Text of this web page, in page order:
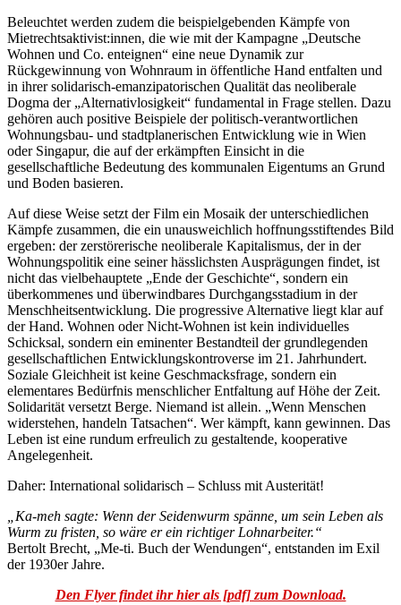
Beleuchtet werden zudem die beispielgebenden Kämpfe von
Mietrechtsaktivist:innen, die wie mit der Kampagne „Deutsche
Wohnen und Co. enteignen“ eine neue Dynamik zur
Rückgewinnung von Wohnraum in öffentliche Hand entfalten und
in ihrer solidarisch-emanzipatorischen Qualität das neoliberale
Dogma der „Alternativlosigkeit“ fundamental in Frage stellen. Dazu
gehören auch positive Beispiele der politisch-verantwortlichen
Wohnungsbau- und stadtplanerischen Entwicklung wie in Wien
oder Singapur, die auf der erkämpften Einsicht in die
gesellschaftliche Bedeutung des kommunalen Eigentums an Grund
und Boden basieren.
Auf diese Weise setzt der Film ein Mosaik der unterschiedlichen
Kämpfe zusammen, die ein unausweichlich hoffnungsstiftendes Bild
ergeben: der zerstörerische neoliberale Kapitalismus, der in der
Wohnungspolitik eine seiner hässlichsten Ausprägungen findet, ist
nicht das vielbehauptete „Ende der Geschichte“, sondern ein
überkommenes und überwindbares Durchgangsstadium in der
Menschheitsentwicklung. Die progressive Alternative liegt klar auf
der Hand. Wohnen oder Nicht-Wohnen ist kein individuelles
Schicksal, sondern ein eminenter Bestandteil der grundlegenden
gesellschaftlichen Entwicklungskontroverse im 21. Jahrhundert.
Soziale Gleichheit ist keine Geschmacksfrage, sondern ein
elementares Bedürfnis menschlicher Entfaltung auf Höhe der Zeit.
Solidarität versetzt Berge. Niemand ist allein. „Wenn Menschen
widerstehen, handeln Tatsachen“. Wer kämpft, kann gewinnen. Das
Leben ist eine rundum erfreulich zu gestaltende, kooperative
Angelegenheit.
Daher: International solidarisch – Schluss mit Austerität!
„Ka-meh sagte: Wenn der Seidenwurm spänne, um sein Leben als
Wurm zu fristen, so wäre er ein richtiger Lohnarbeiter.“
Bertolt Brecht, „Me-ti. Buch der Wendungen“, entstanden im Exil
der 1930er Jahre.
Den Flyer findet ihr hier als [pdf] zum Download.